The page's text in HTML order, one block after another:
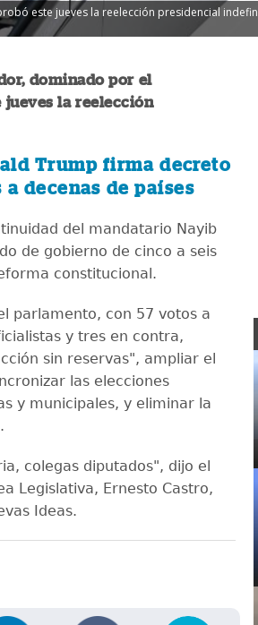
este jueves la reelección presidencial
dominado por el
la reelección
Trump firma decreto
decenas de países
del mandatario Nayib
de gobierno de cinco a seis
constitucional.
parlamento, con 57 votos a
y tres en contra,
sin reservas", ampliar el
las elecciones
y municipales, y eliminar la
colegas diputados", dijo el
Legislativa, Ernesto Castro,
Ideas.